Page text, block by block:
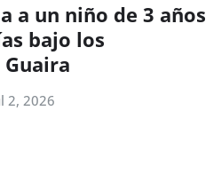
a un niño de 3 años
bajo los
2, 2026